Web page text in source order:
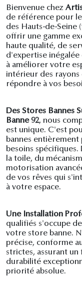
Bienvenue chez
de référence pour
des Hauts-de-Seine
offrir une gamme
haute qualité, de
d'expertise
à améliorer votre
intérieur des rayons
répondre à vos
Des Stores Bannes
Banne 92, nous
est unique. C'est
bannes entièrement
besoins
la toile, du
motorisation
de vos rêves qui
à votre espace.
Une Installation
qualifiés s'occupe
votre store banne.
précise, conforme
strictes, assurant
durabilité
priorité absolue.